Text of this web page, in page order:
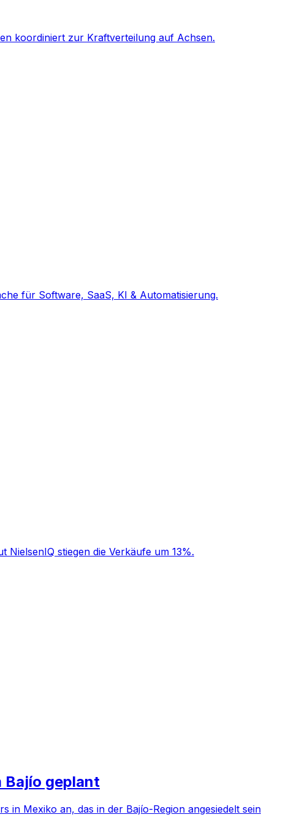
koordiniert zur Kraftverteilung auf Achsen.
für Software, SaaS, KI & Automatisierung.
stiegen die Verkäufe um 13%.
Bajío geplant
in Mexiko an, das in der Bajío-Region angesiedelt sein